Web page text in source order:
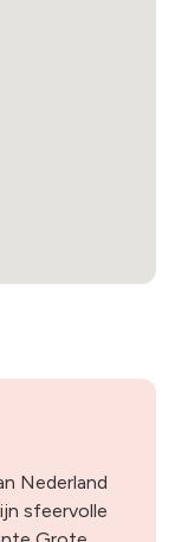
Nederland
sfeervolle